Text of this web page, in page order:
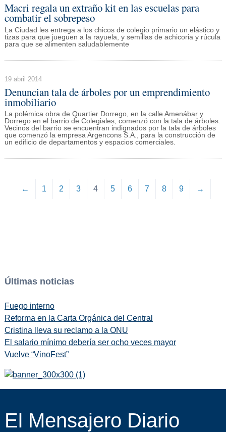
Macri regala un extraño kit en las escuelas para
combatir el sobrepeso
La Ciudad les entrega a los chicos de colegio primario un elástico y
tizas para que jueguen a la rayuela, y semillas de achicoria y rúcula
para que se alimenten saludablemente
19 abril 2014
Denuncian tala de árboles por un emprendimiento
inmobiliario
La polémica obra de Quartier Dorrego, en la calle Amenábar y
Dorrego en el barrio de Colegiales, comenzó con la tala de árboles.
Vecinos del barrio se encuentran indignados por la tala de árboles
que comenzó la empresa Argencons S.A., para la construcción de
un edificio de departamentos y espacios comerciales.
← 1 2 3 4 5 6 7 8 9 →
Últimas noticias
Fuego interno
Reforma en la Carta Orgánica del Central
Cristina lleva su reclamo a la ONU
El salario mínimo debería ser ocho veces mayor
Vuelve “VinoFest”
El Mensajero Diario